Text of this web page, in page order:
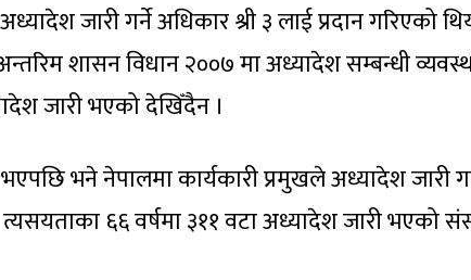
जारी गर्ने अधिकार श्री ३ लाई प्रदान गरिएको
शासन विधान २००७ मा अध्यादेश सम्बन्धी
जारी भएको देखिँदैन ।
भने नेपालमा कार्यकारी प्रमुखले अध्यादेश जारी
६६ वर्षमा ३११ वटा अध्यादेश जारी भएको